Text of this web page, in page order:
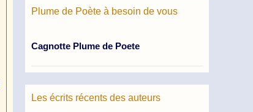
Plume de Poète à besoin de vous
Cagnotte Plume de Poete
Les écrits récents des auteurs